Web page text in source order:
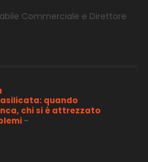
Commerciale e Direttore
quando
chi si è attrezzato
-